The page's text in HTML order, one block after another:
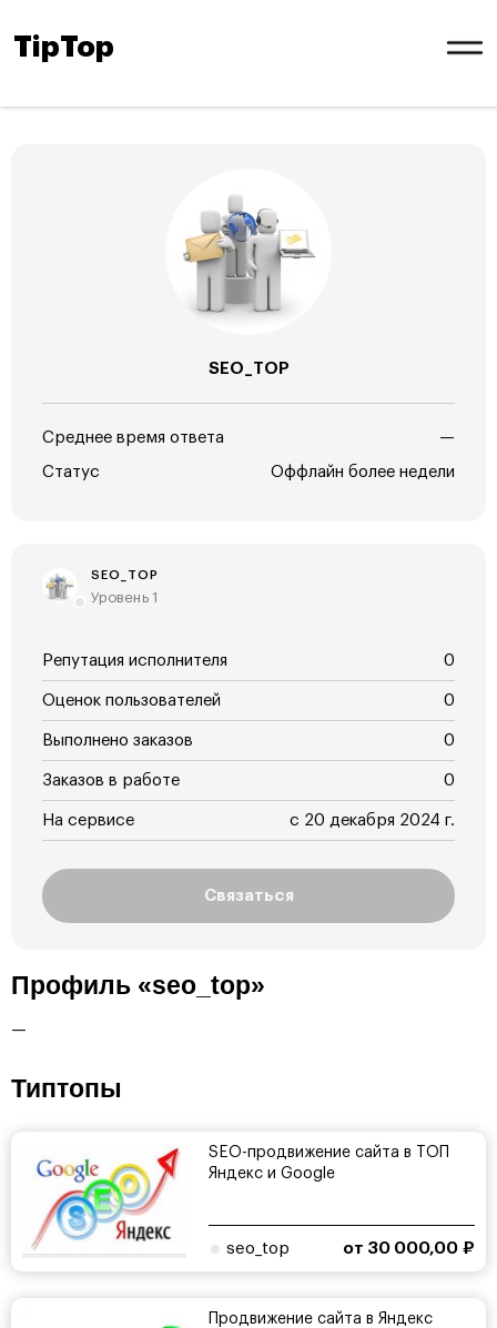
TipTop
SEO_TOP
Среднее время ответа —
Статус Оффлайн более недели
SEO_TOP
Уровень 1
Репутация исполнителя 0
Оценок пользователей 0
Выполнено заказов 0
Заказов в работе 0
На сервисе с 20 декабря 2024 г.
Связаться
Профиль «seo_top»
—
Типтопы
SEO-продвижение сайта в ТОП
Яндекс и Google
seo_top от 30 000,00 ₽
Продвижение сайта в Яндекс